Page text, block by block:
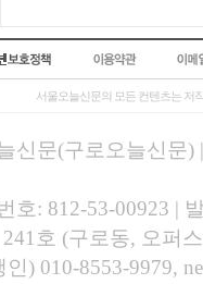
서울오늘신문의 모든 컨텐츠는 저
신문(구로오늘신문)
호: 812-53-00923 |
241호 (구로동, 오퍼
) 010-8553-9979,